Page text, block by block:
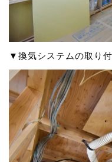
▼換気システムの取り